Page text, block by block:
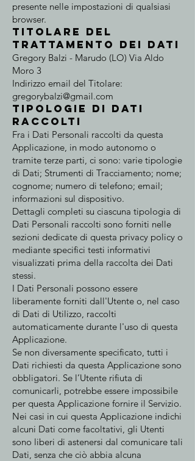
presente nelle impostazioni di qualsiasi
browser.
Titolare del
Trattamento dei Dati
Gregory Balzi - Marudo (LO) Via Aldo
Moro 3
Indirizzo email del Titolare:
gregorybalzi@gmail.com
Tipologie di Dati
raccolti
Fra i Dati Personali raccolti da questa
Applicazione, in modo autonomo o
tramite terze parti, ci sono: varie tipologie
di Dati; Strumenti di Tracciamento; nome;
cognome; numero di telefono; email;
informazioni sul dispositivo.
Dettagli completi su ciascuna tipologia di
Dati Personali raccolti sono forniti nelle
sezioni dedicate di questa privacy policy o
mediante specifici testi informativi
visualizzati prima della raccolta dei Dati
stessi.
I Dati Personali possono essere
liberamente forniti dall'Utente o, nel caso
di Dati di Utilizzo, raccolti
automaticamente durante l'uso di questa
Applicazione.
Se non diversamente specificato, tutti i
Dati richiesti da questa Applicazione sono
obbligatori. Se l’Utente rifiuta di
comunicarli, potrebbe essere impossibile
per questa Applicazione fornire il Servizio.
Nei casi in cui questa Applicazione indichi
alcuni Dati come facoltativi, gli Utenti
sono liberi di astenersi dal comunicare tali
Dati, senza che ciò abbia alcuna